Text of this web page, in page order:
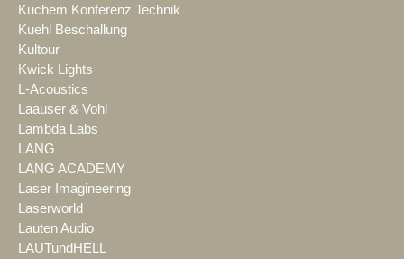
Kuchem Konferenz Technik
Kuehl Beschallung
Kultour
Kwick Lights
L-Acoustics
Laauser & Vohl
Lambda Labs
LANG
LANG ACADEMY
Laser Imagineering
Laserworld
Lauten Audio
LAUTundHELL